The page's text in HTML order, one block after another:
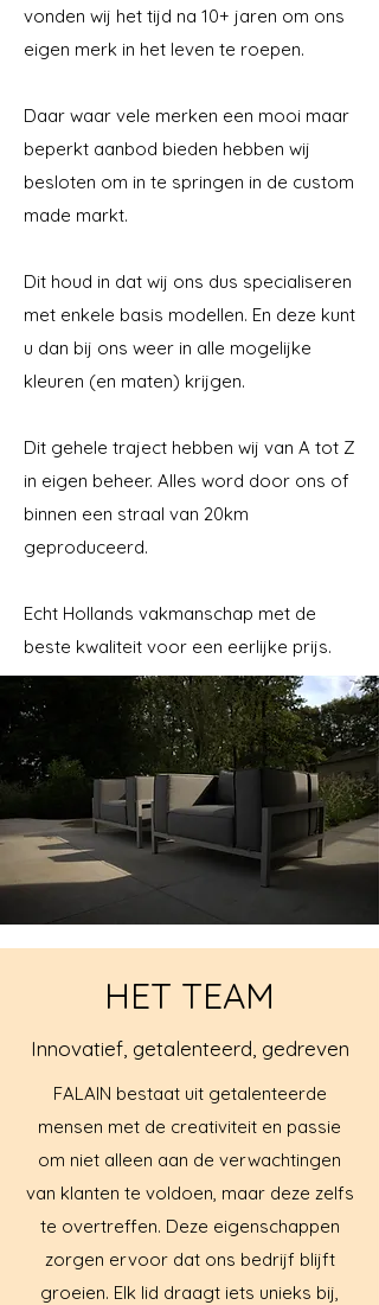
vonden wij het tijd na 10+ jaren om ons
eigen merk in het leven te roepen.
Daar waar vele merken een mooi maar
beperkt aanbod bieden hebben wij
besloten om in te springen in de custom
made markt.
Dit houd in dat wij ons dus specialiseren
met enkele basis modellen. En deze kunt
u dan bij ons weer in alle mogelijke
kleuren (en maten) krijgen.
Dit gehele traject hebben wij van A tot Z
in eigen beheer. Alles word door ons of
binnen een straal van 20km
geproduceerd.
Echt Hollands vakmanschap met de
beste kwaliteit voor een eerlijke prijs.
HET TEAM
Innovatief, getalenteerd, gedreven
FALAIN bestaat uit getalenteerde
mensen met de creativiteit en passie
om niet alleen aan de verwachtingen
van klanten te voldoen, maar deze zelfs
te overtreffen. Deze eigenschappen
zorgen ervoor dat ons bedrijf blijft
groeien. Elk lid draagt iets unieks bij,